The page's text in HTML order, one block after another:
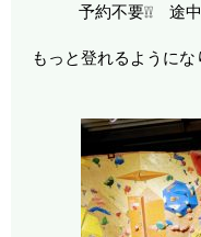
予約不要❕❕
もっと登れるように